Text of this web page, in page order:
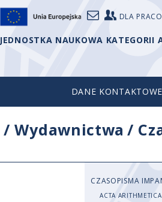
DLA
JEDNOSTKA NAUKOWA KATEGORII
DANE KONTAKTOWE
/Wydawnictwa /
CZASOPISMA
ACTA ARITHMETICA